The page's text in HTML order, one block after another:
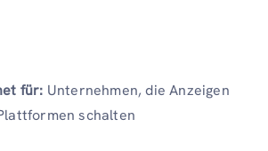
für: Unternehmen, die Anzeigen
schalten